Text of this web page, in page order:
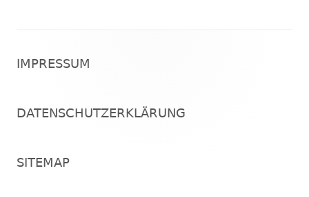
Inhalt
IMPRESSUM
DATENSCHUTZERKLÄRUNG
SITEMAP